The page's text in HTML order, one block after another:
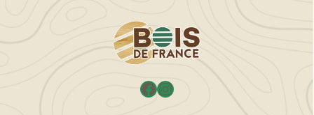
Facebook Instagram